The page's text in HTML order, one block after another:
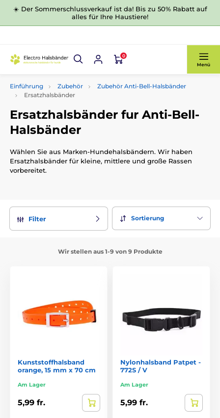
☀️ Der Sommerschlussverkauf ist da! Bis zu 50% Rabatt auf
alles für Ihre Haustiere!
0
Menü
Einführung Zubehör
Zubehör Anti-Bell-Halsbänder
Ersatzhalsbänder
Ersatzhalsbänder fur Anti-Bell-
Halsbänder
Wählen Sie aus Marken-Hundehalsbändern. Wir haben
Ersatzhalsbänder für kleine, mittlere und große Rassen
vorbereitet.
Filter Sortierung
Wir stellen aus 1-9 von 9 Produkte
Kunststoffhalsband
orange, 15 mm x 70 cm
Am Lager
5,99 fr.
Nylonhalsband Patpet -
772S / V
Am Lager
5,99 fr.